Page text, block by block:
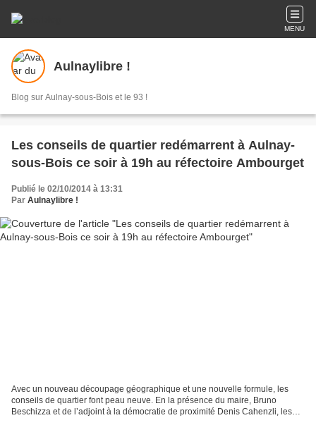
MENU
Aulnaylibre !
Blog sur Aulnay-sous-Bois et le 93 !
Les conseils de quartier redémarrent à Aulnay-
sous-Bois ce soir à 19h au réfectoire Ambourget
Publié le 02/10/2014 à 13:31
Par Aulnaylibre !
Avec un nouveau découpage géographique et une nouvelle formule, les
conseils de quartier font peau neuve. En la présence du maire, Bruno
Beschizza et de l’adjoint à la démocratie de proximité Denis Cahenzli, les